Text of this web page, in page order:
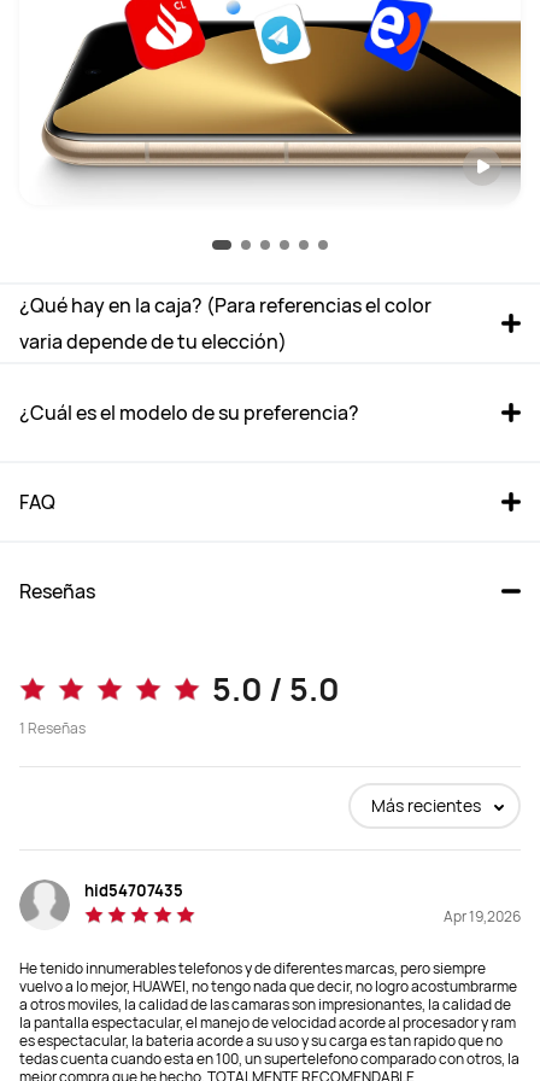
¿Qué hay en la caja? (Para referencias el color
varia depende de tu elección)
¿Cuál es el modelo de su preferencia?
Dimensiones
163*76.1*8.3 mm
Peso
219 g
Pantalla
Comprar
163*76.1*8.3 mm
Peso
233.5 g
Pantalla
FAQ
Reseñas
5.0 / 5.0
1 Reseñas
Más recientes
hid54707435
Apr 19,2026
He tenido innumerables telefonos y de diferentes marcas, pero siempre
vuelvo a lo mejor, HUAWEI, no tengo nada que decir, no logro acostumbrarme
a otros moviles, la calidad de las camaras son impresionantes, la calidad de
la pantalla espectacular, el manejo de velocidad acorde al procesador y ram
es espectacular, la bateria acorde a su uso y su carga es tan rapido que no
tedas cuenta cuando esta en 100, un supertelefono comparado con otros, la